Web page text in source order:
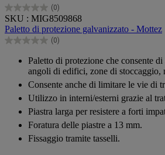
(0)
0.0
su
5
stelle.
SKU : MIG8509868
Paletto di protezione galvanizzato - Mottez
(0)
0.0
Paletto di protezione che consente
angoli di edifici, zone di stoccaggio,
Consente anche di limitare le vie di
Utilizzo in interni/esterni grazie al
Piastra larga per resistere a forti
Foratura delle piastre a 13 mm.
Fissaggio tramite tasselli.